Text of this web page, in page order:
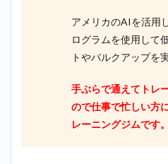
アメリカのAIを活用
ログラムを使用して
トやバルクアップを
手ぶらで通えてトレ
ので仕事で忙しい方
レーニングジムです。